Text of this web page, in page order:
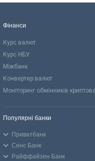
Фінанси
Курс валют
Курс НБУ
Міжбанк
Конвертер валют
Моніторинг обмінників
Популярні банки
Приватбанк
Сенс Банк
Райффайзен Банк